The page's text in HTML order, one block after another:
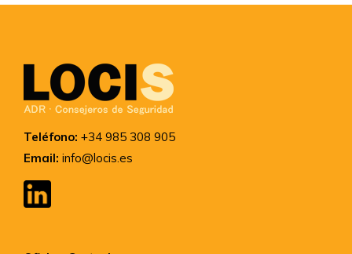
Teléfono: +34 985 308 905
Email: info@locis.es